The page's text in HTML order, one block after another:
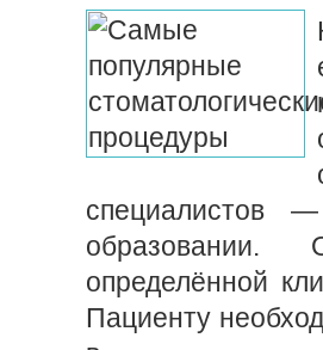
специалистов
образовании.
определённой
Пациенту